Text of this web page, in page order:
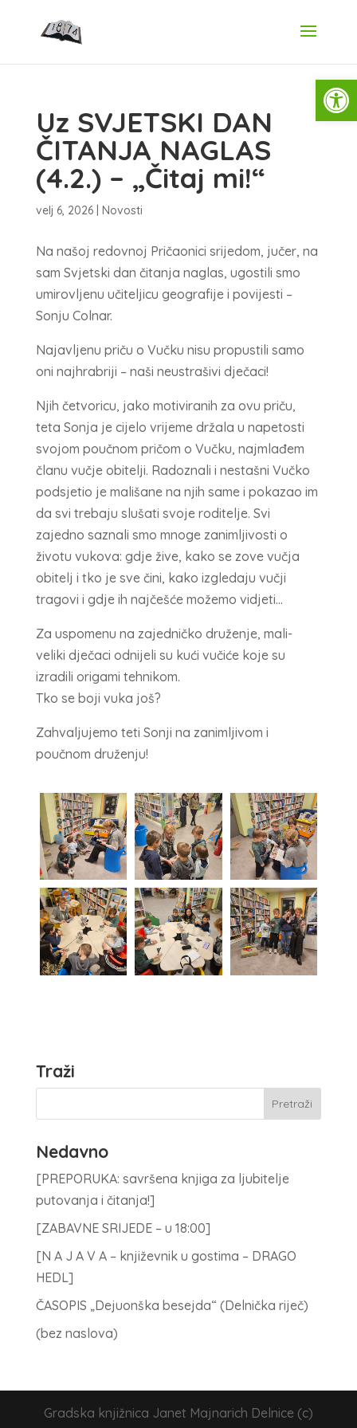
Uz SVJETSKI DAN
ČITANJA NAGLAS
(4.2.) – „Čitaj mi!“
velj 6, 2026| Novosti
Na našoj redovnoj Pričaonici srijedom, jučer, na
sam Svjetski dan čitanja naglas, ugostili smo
umirovljenu učiteljicu geografije i povijesti –
Sonju Colnar.
Najavljenu priču o Vučku nisu propustili samo
oni najhrabriji – naši neustrašivi dječaci!
Njih četvoricu, jako motiviranih za ovu priču,
teta Sonja je cijelo vrijeme držala u napetosti
svojom poučnom pričom o Vučku, najmlađem
članu vučje obitelji. Radoznali i nestašni Vučko
podsjetio je mališane na njih same i pokazao im
da svi trebaju slušati svoje roditelje. Svi
zajedno saznali smo mnoge zanimljivosti o
životu vukova: gdje žive, kako se zove vučja
obitelj i tko je sve čini, kako izgledaju vučji
tragovi i gdje ih najčešće možemo vidjeti…
Za uspomenu na zajedničko druženje, mali-
veliki dječaci odnijeli su kući vučiće koje su
izradili origami tehnikom.
Tko se boji vuka još?
Zahvaljujemo teti Sonji na zanimljivom i
poučnom druženju!
Traži
Nedavno
[PREPORUKA: savršena knjiga za ljubitelje
putovanja i čitanja!]
[ZABAVNE SRIJEDE – u 18:00]
[N A J A V A – književnik u gostima – DRAGO
HEDL]
ČASOPIS „Dejuonška besejda“ (Delnička riječ)
(bez naslova)
Gradska knjižnica Janet Majnarich Delnice (c)